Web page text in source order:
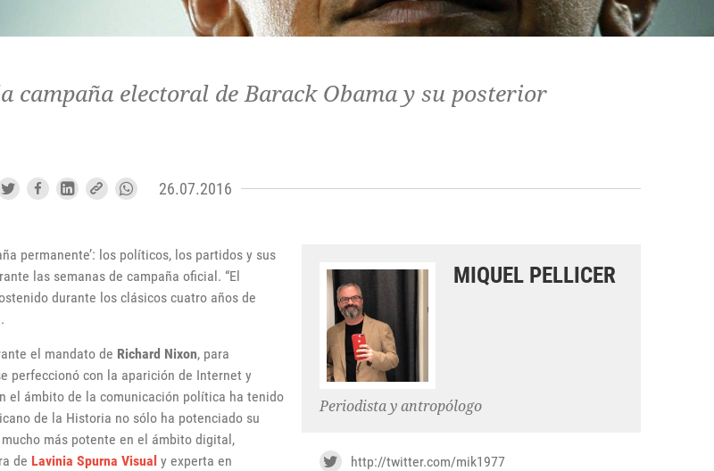
campaña electoral de Barack Obama y su posterior
26.07.2016
permanente’: los políticos, los partidos y sus
las semanas de campaña oficial. “El
durante los clásicos cuatro años de
.
el mandato de Richard Nixon, para
perfeccionó con la aparición de Internet y
el ámbito de la comunicación política ha tenido
de la Historia no sólo ha potenciado su
más potente en el ámbito digital,
de Lavinia Spurna Visual y experta en
MIQUEL PELLICER
Periodista y antropólogo
http://twitter.com/mik1977